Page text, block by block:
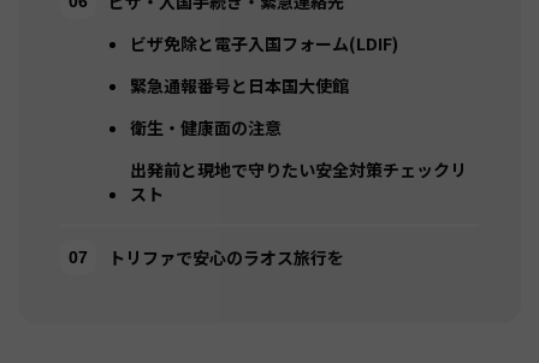
ビザ免除と電子入国フォーム(LDIF)
緊急通報番号と日本国大使館
衛生・健康面の注意
出発前と現地で守りたい安全対策チェックリ
スト
トリファで安心のラオス旅行を